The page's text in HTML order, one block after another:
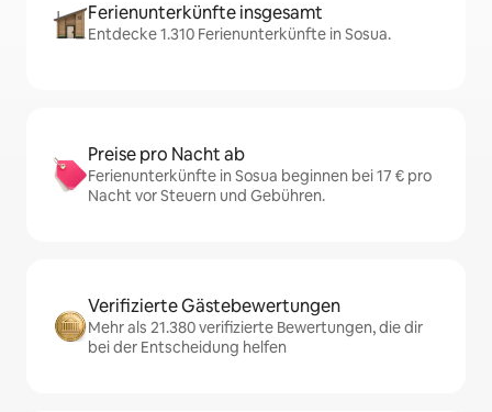
Ferienunterkünfte insgesamt
Entdecke 1.310 Ferienunterkünfte in Sosua.
Preise pro Nacht ab
Ferienunterkünfte in Sosua beginnen bei 17 € pro
Nacht vor Steuern und Gebühren.
Verifizierte Gästebewertungen
Mehr als 21.380 verifizierte Bewertungen, die dir
bei der Entscheidung helfen